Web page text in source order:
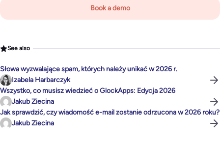
Book a demo
See also
Słowa wyzwalające spam, których należy unikać w 2026 r.
Izabela Harbarczyk
Wszystko, co musisz wiedzieć o GlockApps: Edycja 2026
Jakub Ziecina
Jak sprawdzić, czy wiadomość e-mail zostanie odrzucona w 2026 roku?
Jakub Ziecina